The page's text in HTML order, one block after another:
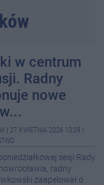
w centrum
Radny
nowe
27 KWIETNIA 2026 13:29
sesji Rady
radny
zaapelował o